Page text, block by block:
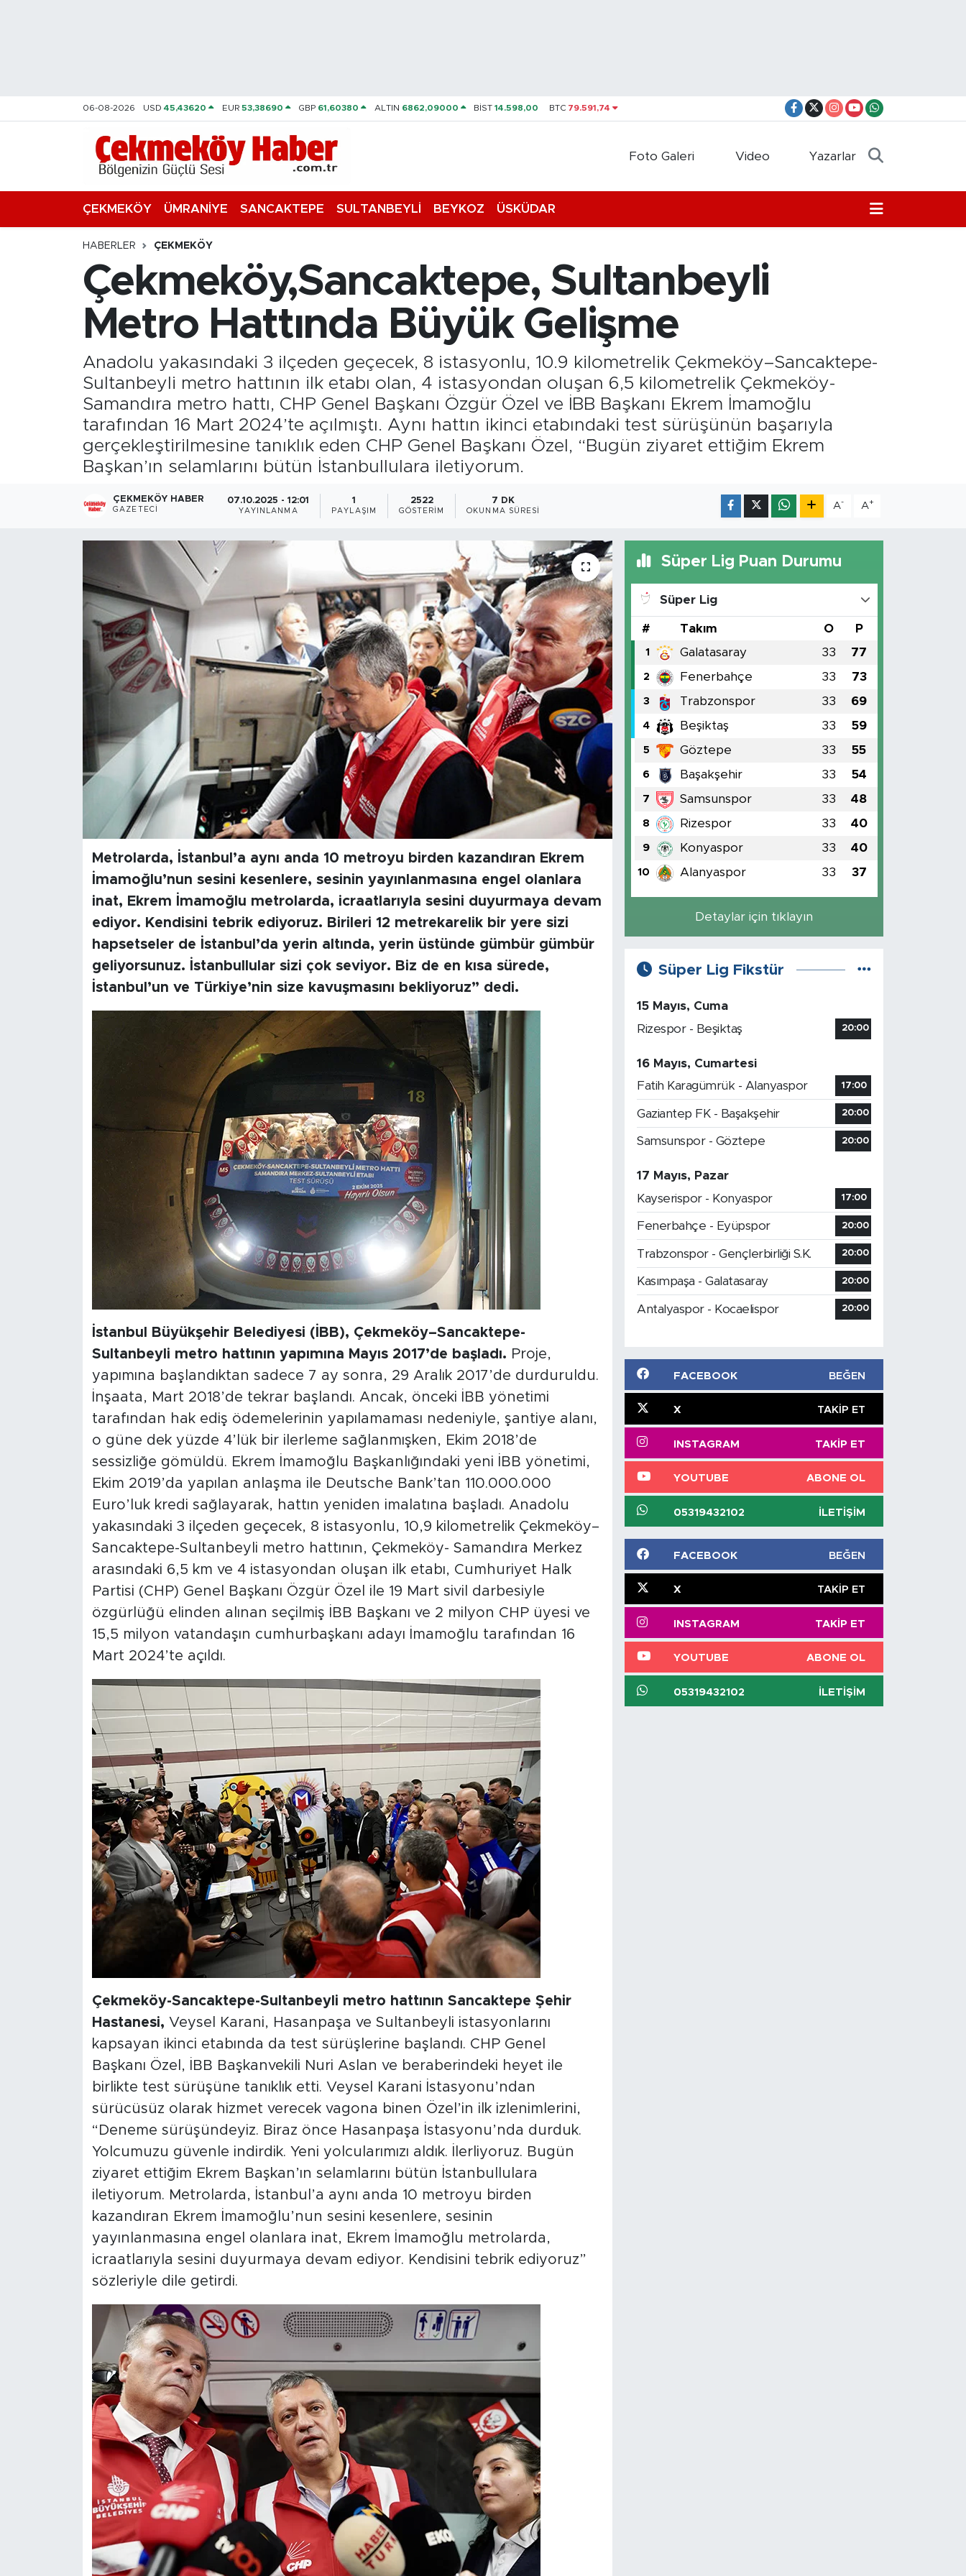
06-08-2026 USD45,43620 EUR 53,38690 GBP 61,60380 ALTIN 6862,09000 BİST14.598,00 BTC 79.591,74
Foto Galeri Video Yazarlar
ÇEKMEKÖY ÜMRANİYE SANCAKTEPE SULTANBEYLİ BEYKOZ ÜSKÜDAR
HABERLER ÇEKMEKÖY
Çekmeköy,Sancaktepe, Sultanbeyli
Metro Hattında Büyük Gelişme
Anadolu yakasındaki 3 ilçeden geçecek, 8 istasyonlu, 10.9 kilometrelik Çekmeköy–Sancaktepe-
Sultanbeyli metro hattının ilk etabı olan, 4 istasyondan oluşan 6,5 kilometrelik Çekmeköy-
Samandıra metro hattı, CHP Genel Başkanı Özgür Özel ve İBB Başkanı Ekrem İmamoğlu
tarafından 16 Mart 2024’te açılmıştı. Aynı hattın ikinci etabındaki test sürüşünün başarıyla
gerçekleştirilmesine tanıklık eden CHP Genel Başkanı Özel, “Bugün ziyaret ettiğim Ekrem
Başkan’ın selamlarını bütün İstanbullulara iletiyorum.
ÇEKMEKÖY HABER
GAZETECI
07.10.2025 - 12:01
YAYINLANMA
1
PAYLAŞIM
2522
GÖSTERIM
7 DK
OKUNMA SÜRESI
A- A+
Metrolarda, İstanbul’a aynı anda 10 metroyu birden kazandıran Ekrem
İmamoğlu’nun sesini kesenlere, sesinin yayınlanmasına engel olanlara
inat, Ekrem İmamoğlu metrolarda, icraatlarıyla sesini duyurmaya devam
ediyor. Kendisini tebrik ediyoruz. Birileri 12 metrekarelik bir yere sizi
hapsetseler de İstanbul’da yerin altında, yerin üstünde gümbür gümbür
geliyorsunuz. İstanbullular sizi çok seviyor. Biz de en kısa sürede,
İstanbul’un ve Türkiye’nin size kavuşmasını bekliyoruz” dedi.
İstanbul Büyükşehir Belediyesi (İBB), Çekmeköy–Sancaktepe-
Sultanbeyli metro hattının yapımına Mayıs 2017’de başladı. Proje,
yapımına başlandıktan sadece 7 ay sonra, 29 Aralık 2017’de durduruldu.
İnşaata, Mart 2018’de tekrar başlandı. Ancak, önceki İBB yönetimi
tarafından hak ediş ödemelerinin yapılamaması nedeniyle, şantiye alanı,
o güne dek yüzde 4’lük bir ilerleme sağlanmışken, Ekim 2018’de
sessizliğe gömüldü. Ekrem İmamoğlu Başkanlığındaki yeni İBB yönetimi,
Ekim 2019’da yapılan anlaşma ile Deutsche Bank’tan 110.000.000
Euro’luk kredi sağlayarak, hattın yeniden imalatına başladı. Anadolu
yakasındaki 3 ilçeden geçecek, 8 istasyonlu, 10,9 kilometrelik Çekmeköy–
Sancaktepe-Sultanbeyli metro hattının, Çekmeköy- Samandıra Merkez
arasındaki 6,5 km ve 4 istasyondan oluşan ilk etabı, Cumhuriyet Halk
Partisi (CHP) Genel Başkanı Özgür Özel ile 19 Mart sivil darbesiyle
özgürlüğü elinden alınan seçilmiş İBB Başkanı ve 2 milyon CHP üyesi ve
15,5 milyon vatandaşın cumhurbaşkanı adayı İmamoğlu tarafından 16
Mart 2024’te açıldı.
Çekmeköy-Sancaktepe-Sultanbeyli metro hattının Sancaktepe Şehir
Hastanesi, Veysel Karani, Hasanpaşa ve Sultanbeyli istasyonlarını
kapsayan ikinci etabında da test sürüşlerine başlandı. CHP Genel
Başkanı Özel, İBB Başkanvekili Nuri Aslan ve beraberindeki heyet ile
birlikte test sürüşüne tanıklık etti. Veysel Karani İstasyonu’ndan
sürücüsüz olarak hizmet verecek vagona binen Özel’in ilk izlenimlerini,
“Deneme sürüşündeyiz. Biraz önce Hasanpaşa İstasyonu’nda durduk.
Yolcumuzu güvenle indirdik. Yeni yolcularımızı aldık. İlerliyoruz. Bugün
ziyaret ettiğim Ekrem Başkan’ın selamlarını bütün İstanbullulara
iletiyorum. Metrolarda, İstanbul’a aynı anda 10 metroyu birden
kazandıran Ekrem İmamoğlu’nun sesini kesenlere, sesinin
yayınlanmasına engel olanlara inat, Ekrem İmamoğlu metrolarda,
icraatlarıyla sesini duyurmaya devam ediyor. Kendisini tebrik ediyoruz”
sözleriyle dile getirdi.
Süper Lig Puan Durumu
Süper Lig
# Takım O P
1 Galatasaray 33 77
2 Fenerbahçe 33 73
3 Trabzonspor 33 69
4 Beşiktaş 33 59
5 Göztepe 33 55
6 Başakşehir 33 54
7 Samsunspor 33 48
8 Rizespor 33 40
9 Konyaspor 33 40
10 Alanyaspor 33 37
Detaylar için tıklayın
Süper Lig Fikstür
15 Mayıs, Cuma
Rizespor - Beşiktaş
20:00
16 Mayıs, Cumartesi
Fatih Karagümrük - Alanyaspor
17:00
Gaziantep FK - Başakşehir 20:00
Samsunspor - Göztepe 20:00
17 Mayıs, Pazar
Kayserispor - Konyaspor
17:00
Fenerbahçe - Eyüpspor 20:00
Trabzonspor - Gençlerbirliği S.K. 20:00
Kasımpaşa - Galatasaray 20:00
Antalyaspor - Kocaelispor 20:00
FACEBOOK BEĞEN
X TAKIP ET
INSTAGRAM TAKIP ET
YOUTUBE ABONE OL
05319432102 İLETIŞIM
FACEBOOK BEĞEN
X TAKIP ET
INSTAGRAM TAKIP ET
YOUTUBE ABONE OL
05319432102 İLETIŞIM
Trafik Durumu
Süper Lig Puan Durumu ve Fikstür
Son Dakika Haberleri
Haber Arşivi